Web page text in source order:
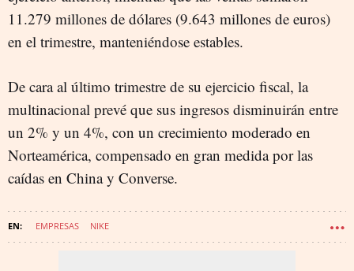
11.279 millones de dólares (9.643 millones de euros)
en el trimestre, manteniéndose estables.
De cara al último trimestre de su ejercicio fiscal, la
multinacional prevé que sus ingresos disminuirán entre
un 2% y un 4%, con un crecimiento moderado en
Norteamérica, compensado en gran medida por las
caídas en China y Converse.
EMPRESAS NIKE